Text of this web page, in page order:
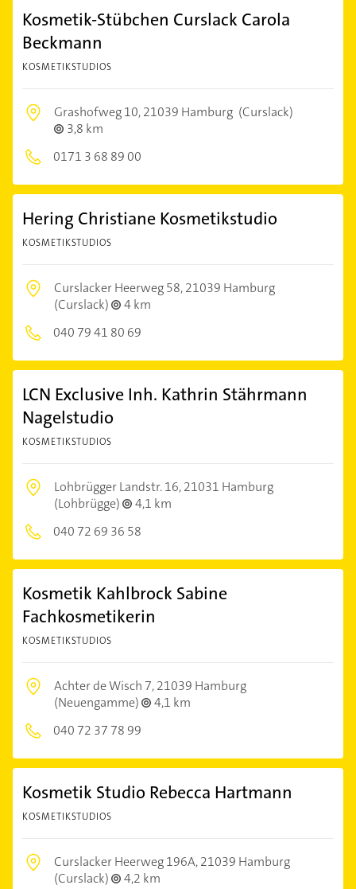
Kosmetik-Stübchen Curslack Carola
Beckmann
KOSMETIKSTUDIOS
Grashofweg 10,21039 Hamburg (Curslack)
3,8 km
0171 3 68 89 00
Hering Christiane Kosmetikstudio
KOSMETIKSTUDIOS
Curslacker Heerweg 58,21039 Hamburg
(Curslack)
4 km
040 79 41 80 69
LCN Exclusive Inh. Kathrin Stährmann
Nagelstudio
KOSMETIKSTUDIOS
Lohbrügger Landstr. 16,21031 Hamburg
(Lohbrügge)
4,1 km
040 72 69 36 58
Kosmetik Kahlbrock Sabine
Fachkosmetikerin
KOSMETIKSTUDIOS
Achter de Wisch 7,21039 Hamburg
(Neuengamme)
4,1 km
040 72 37 78 99
Kosmetik Studio Rebecca Hartmann
KOSMETIKSTUDIOS
Curslacker Heerweg 196A,21039 Hamburg
(Curslack)
4,2 km